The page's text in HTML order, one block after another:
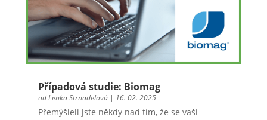
Případová studie: Biomag
odLenka Strnadelová| 16. 02. 2025
Přemýšleli jste někdy nad tím, že se vaši